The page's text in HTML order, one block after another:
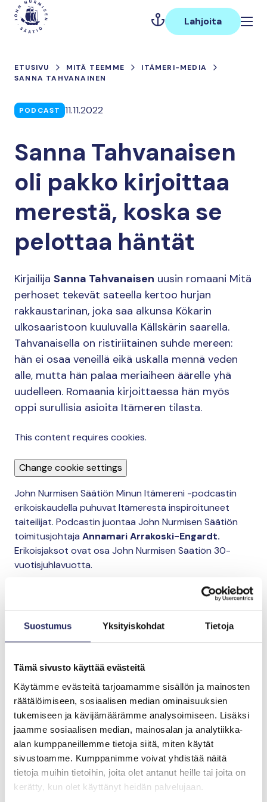
Suostumus Yksityiskohdat Tietoja
Tämä sivusto käyttää evästeitä
Käytämme evästeitä tarjoamamme sisällön ja mainosten
räätälöimiseen, sosiaalisen median ominaisuuksien
tukemiseen ja kävijämäärämme analysoimiseen. Lisäksi
jaamme sosiaalisen median, mainosalan ja analytiikka-
alan kumppaneillemme tietoja siitä, miten käytät
sivustoamme. Kumppanimme voivat yhdistää näitä
tietoja muihin tietoihin, joita olet antanut heille tai joita on
kerätty, kun olet käyttänyt heidän palvelujaan.
Hyppää
sisältöön
Päävalikko
Lahjoita
ETUSIVU MITÄ TEEMME
ITÄMERI-MEDIA
SANNA TAHVANAINEN
PODCAST 11.11.2022
Sanna Tahvanaisen
oli pakko kirjoittaa
merestä, koska se
pelottaa häntät
Kirjailija Sanna Tahvanaisen uusin romaani Mitä
perhoset tekevät sateella kertoo hurjan
rakkaustarinan, joka saa alkunsa Kökarin
ulkosaaristoon kuuluvalla Källskärin saarella.
Tahvanaisella on ristiriitainen suhde mereen:
hän ei osaa veneillä eikä uskalla mennä veden
alle, mutta hän palaa meriaiheen äärelle yhä
uudelleen. Romaania kirjoittaessa hän myös
oppi surullisia asioita Itämeren tilasta.
This content requires cookies.
Change cookie settings
John Nurmisen Säätiön Minun Itämereni -podcastin
erikoiskaudella puhuvat Itämerestä inspiroituneet
taiteilijat. Podcastin juontaa John Nurmisen Säätiön
toimitusjohtaja Annamari Arrakoski-Engardt.
Erikoisjaksot ovat osa John Nurmisen Säätiön 30-
vuotisjuhlavuotta.
Sanna Tahvanainen ja Annamari Arrakoski-Engardt podcast-
studiossa.
KuunteleSpotifyssa ,iTunesissatai Suplassa
Kaikki Minun Itämereni -podcastit